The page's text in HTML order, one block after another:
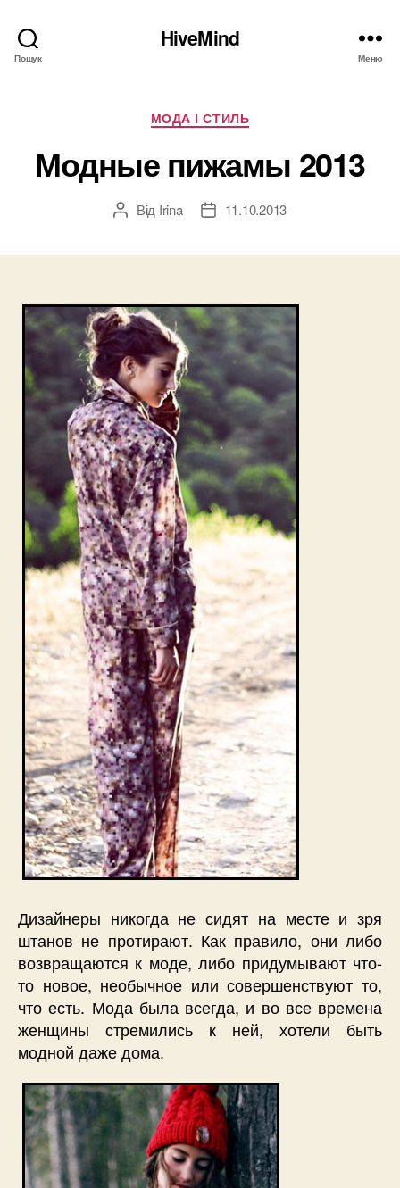
Пошук
HiveMind
Меню
Категорії
МОДА І СТИЛЬ
Модные пижамы 2013
Автор
Від Irina
Дата11.10.2013
Дизайнеры никогда не сидят на месте и зря
штанов не протирают. Как правило, они либо
возвращаются к моде, либо придумывают что-
то новое, необычное или совершенствуют то,
что есть. Мода была всегда, и во все времена
женщины стремились к ней, хотели быть
модной даже дома.